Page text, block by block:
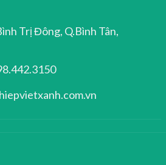
Trị Đông, Q.Bình Tân,